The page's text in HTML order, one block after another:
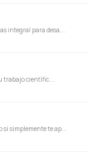
integral para desa...
científic...
simplemente te ap...